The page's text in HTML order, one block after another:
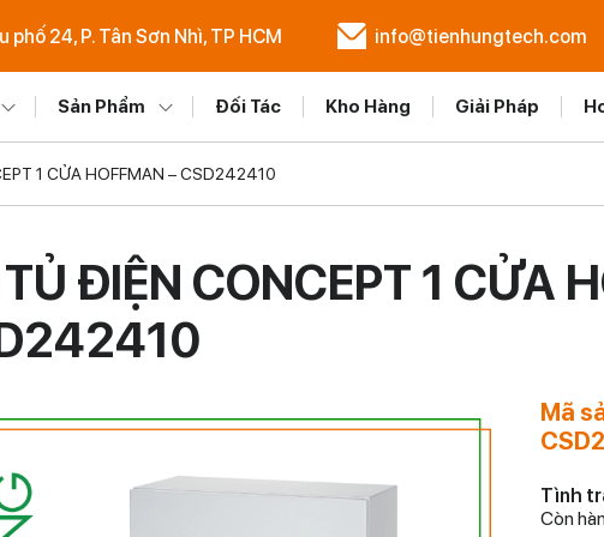
phố 24, P. Tân Sơn Nhì, TP HCM info@tienhungtech.com
Sản Phẩm Đối Tác Kho Hàng Giải Pháp
1 CỬA HOFFMAN – CSD242410
ĐIỆN CONCEPT 1 CỬA
Mã
Tình
Còn